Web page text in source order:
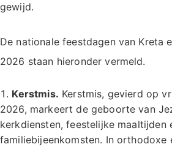
gewijd.
De nationale feestdagen van Kreta
2026 staan hieronder vermeld.
Kerstmis. Kerstmis, gevierd op
2026, markeert de geboorte van
kerkdiensten, feestelijke maaltijden
familiebijeenkomsten. In orthodoxe